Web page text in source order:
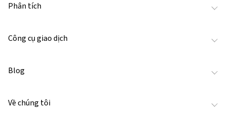
Phân tích
Công cụ giao dịch
Blog
Về chúng tôi